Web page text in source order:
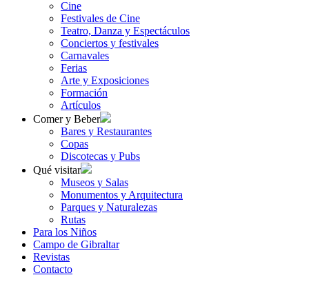
Cine
Festivales de Cine
Teatro, Danza y Espectáculos
Conciertos y festivales
Carnavales
Ferias
Arte y Exposiciones
Formación
Artículos
Comer y Beber
Bares y Restaurantes
Copas
Discotecas y Pubs
Qué visitar
Museos y Salas
Monumentos y Arquitectura
Parques y Naturalezas
Rutas
Para los Niños
Campo de Gibraltar
Revistas
Contacto